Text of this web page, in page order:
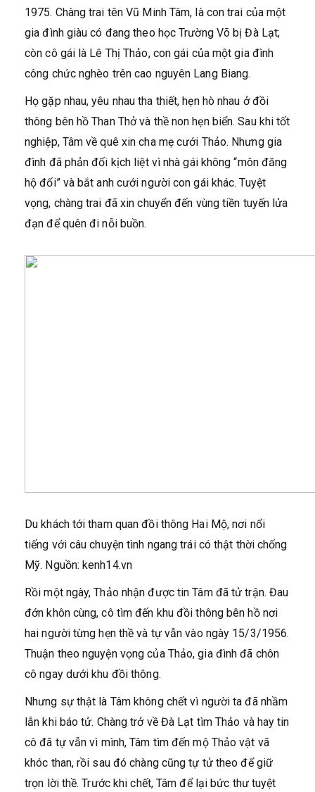
1975. Chàng trai tên Vũ Minh Tâm, là con trai của một
gia đình giàu có đang theo học Trường Võ bị Đà Lạt;
còn cô gái là Lê Thị Thảo, con gái của một gia đình
công chức nghèo trên cao nguyên Lang Biang.
Họ gặp nhau, yêu nhau tha thiết, hẹn hò nhau ở đồi
thông bên hồ Than Thở và thề non hẹn biển. Sau khi tốt
nghiệp, Tâm về quê xin cha mẹ cưới Thảo. Nhưng gia
đình đã phản đối kịch liệt vì nhà gái không “môn đăng
hộ đối” và bắt anh cưới người con gái khác. Tuyệt
vọng, chàng trai đã xin chuyển đến vùng tiền tuyến lửa
đạn để quên đi nỗi buồn.
Du khách tới tham quan đồi thông Hai Mộ, nơi nổi
tiếng với câu chuyện tình ngang trái có thật thời chống
Mỹ. Nguồn: kenh14.vn
Rồi một ngày, Thảo nhận được tin Tâm đã tử trận. Đau
đớn khôn cùng, cô tìm đến khu đồi thông bên hồ nơi
hai người từng hẹn thề và tự vẫn vào ngày 15/3/1956.
Thuận theo nguyện vọng của Thảo, gia đình đã chôn
cô ngay dưới khu đồi thông.
Nhưng sự thật là Tâm không chết vì người ta đã nhầm
lẫn khi báo tử. Chàng trở về Đà Lạt tìm Thảo và hay tin
cô đã tự vẫn vì mình, Tâm tìm đến mộ Thảo vật vã
khóc than, rồi sau đó chàng cũng tự tử theo để giữ
trọn lời thề. Trước khi chết, Tâm để lại bức thư tuyệt